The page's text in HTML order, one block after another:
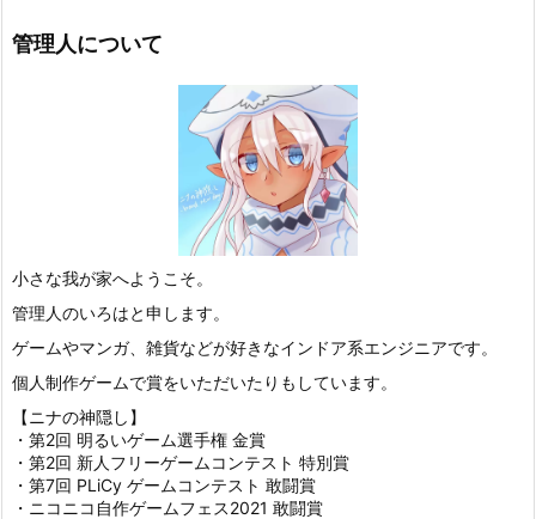
管理人について
小さな我が家へようこそ。
管理人のいろはと申します。
ゲームやマンガ、雑貨などが好きなインドア系エンジニアです。
個人制作ゲームで賞をいただいたりもしています。
【ニナの神隠し】
・第2回 明るいゲーム選手権 金賞
・第2回 新人フリーゲームコンテスト 特別賞
・第7回 PLiCy ゲームコンテスト 敢闘賞
・ニコニコ自作ゲームフェス2021 敢闘賞